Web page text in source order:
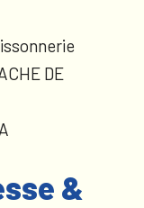
DE
&